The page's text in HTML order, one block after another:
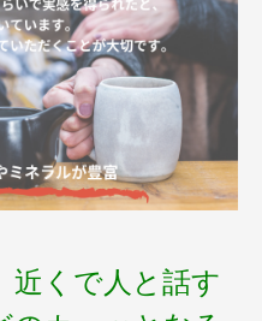
近くで人と話す